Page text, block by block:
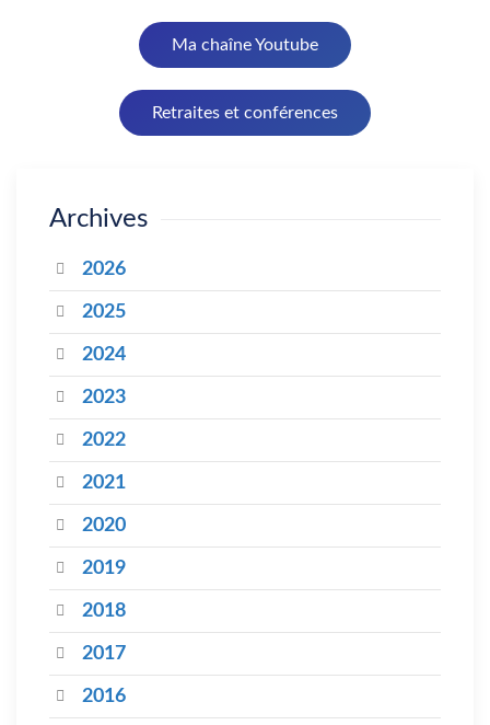
Ma chaîne Youtube
Retraites et conférences
Archives
2026
2025
2024
2023
2022
2021
2020
2019
2018
2017
2016